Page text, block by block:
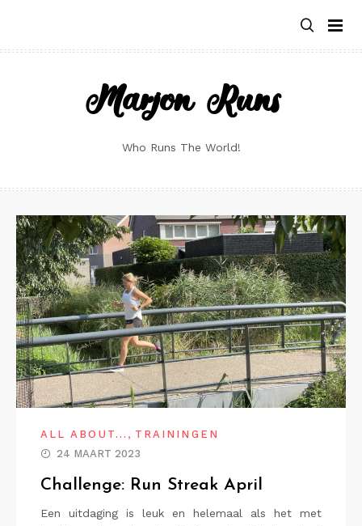
content
Marjon Runs
Who Runs The World!
ALL ABOUT... , TRAININGEN
24 MAART 2023
Challenge: Run Streak April
Een uitdaging is leuk en helemaal als het met